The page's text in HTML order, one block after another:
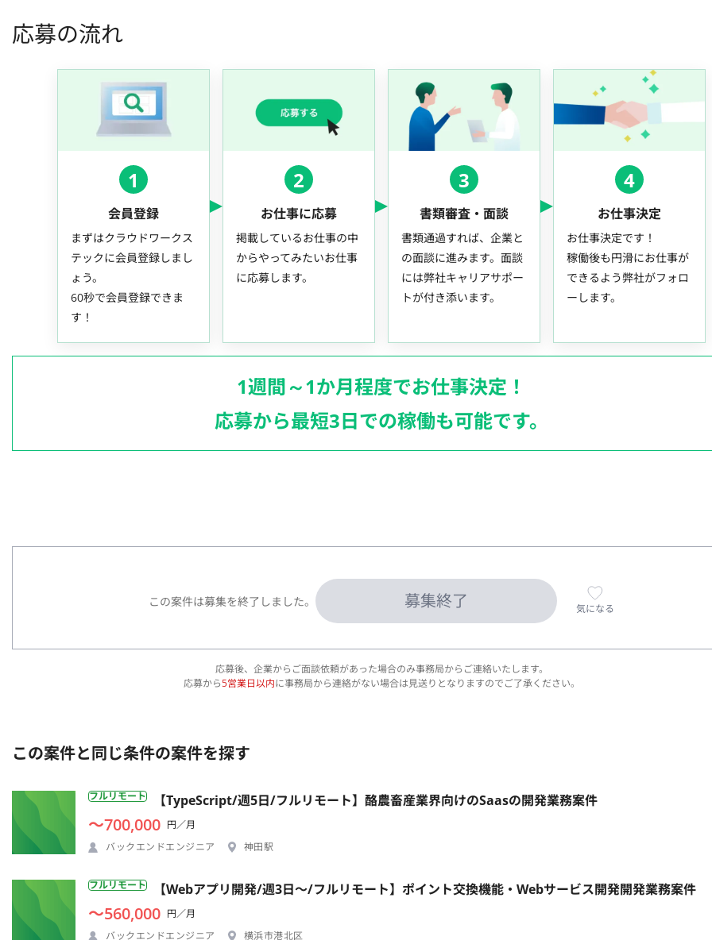
応募の流れ
1
会員登録
まずはクラウドワークス
テックに会員登録しまし
ょう。
60秒で会員登録できま
す！
2
お仕事に応募
掲載しているお仕事の中
からやってみたいお仕事
に応募します。
3
書類審査・面談
書類通過すれば、企業と
の面談に進みます。面談
には弊社キャリアサポー
トが付き添います。
4
お仕事決定
お仕事決定です！
稼働後も円滑にお仕事が
できるよう弊社がフォロ
ーします。
1週間～1か月程度でお仕事決定！
応募から最短3日での稼働も可能です。
この案件は募集を終了しました。 募集終了 気になる
応募後、企業からご面談依頼があった場合のみ事務局からご連絡いたします。
応募から5営業日以内に事務局から連絡がない場合は見送りとなりますのでご了承ください。
この案件と同じ条件の案件を探す
フルリモート 【TypeScript/週5日/フルリモート】酪農畜産業界向けのSaasの開発業務案件
〜700,000 円／月
バックエンドエンジニア
神田駅
フルリモート 【Webアプリ開発/週3日〜/フルリモート】ポイント交換機能・Webサービス開発開発業務案件
〜560,000 円／月
バックエンドエンジニア
横浜市港北区